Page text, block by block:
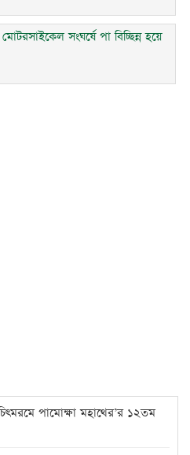
সংঘর্ষে পা বিচ্ছিন্ন হয়ে
পামোক্ষা মহাথের’র ১২তম